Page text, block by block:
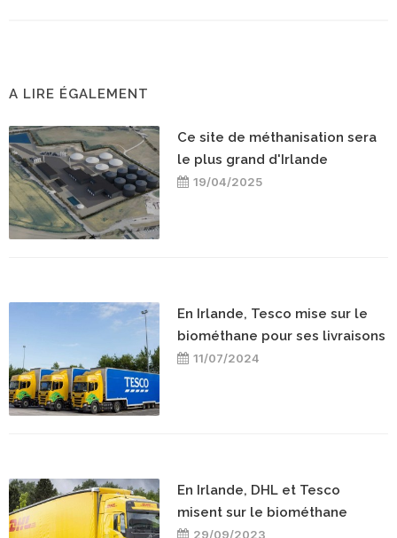
A LIRE ÉGALEMENT
Ce site de méthanisation sera
le plus grand d'Irlande
19/04/2025
En Irlande, Tesco mise sur le
biométhane pour ses livraisons
11/07/2024
En Irlande, DHL et Tesco
misent sur le biométhane
29/09/2023